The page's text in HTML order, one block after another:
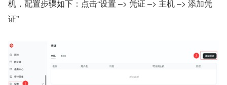
机，配置步骤如下：点击“设置 –> 凭证 –> 主机 –> 添加凭
证”